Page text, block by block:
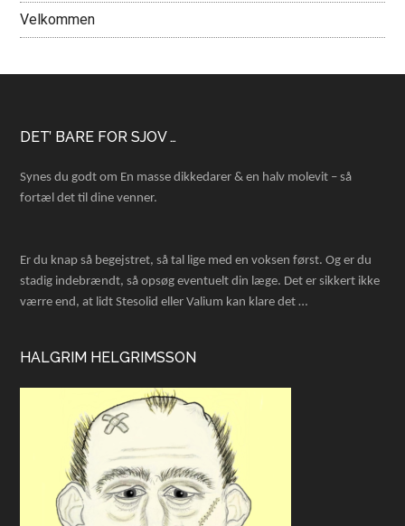
Velkommen
Footer
DET’ BARE FOR SJOV …
Synes du godt om En masse dikkedarer & en halv molevit – så
fortæl det til dine venner.
Er du knap så begejstret, så tal lige med en voksen først. Og er du
stadig indebrændt, så opsøg eventuelt din læge. Det er sikkert ikke
værre end, at lidt Stesolid eller Valium kan klare det …
HALGRIM HELGRIMSSON